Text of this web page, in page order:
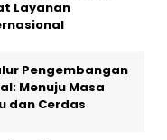
Layanan
Pengembangan
Menuju Masa
dan Cerdas